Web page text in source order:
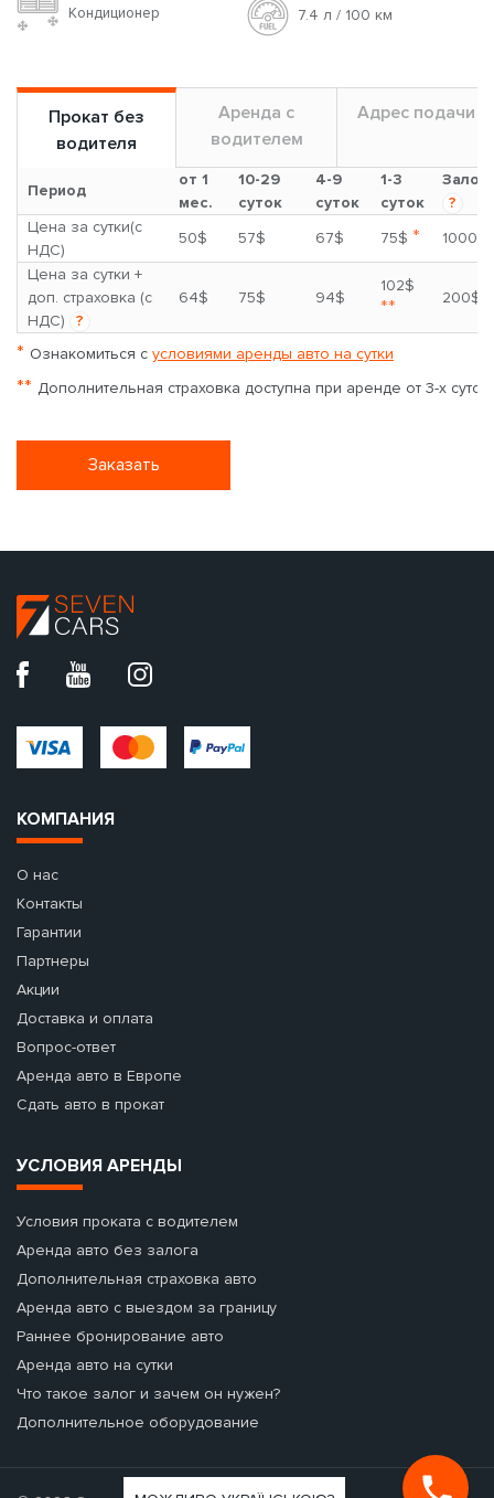
Кондиционер 7.4 л / 100 км
Прокат без
водителя
Аренда с
водителем
Адрес подачи
Период
от 1
мес.
10-29
суток
4-9
суток
1-3
суток
Залог
?
Цена за сутки(с
НДС)
50$ 57$ 67$ 75$ *
1000$
Цена за сутки +
доп. страховка (с
НДС)
?
64$ 75$ 94$
102$
** 200$
* Ознакомиться с условиями аренды авто на сутки
** Дополнительная страховка доступна при аренде от 3-х суток
Заказать
КОМПАНИЯ
О нас
Контакты
Гарантии
Партнеры
Акции
Доставка и оплата
Вопрос-ответ
Аренда авто в Европе
Сдать авто в прокат
УСЛОВИЯ АРЕНДЫ
Условия проката с водителем
Аренда авто без залога
Дополнительная страховка авто
Аренда авто с выездом за границу
Раннее бронирование авто
Аренда авто на сутки
Что такое залог и зачем он нужен?
Дополнительное оборудование